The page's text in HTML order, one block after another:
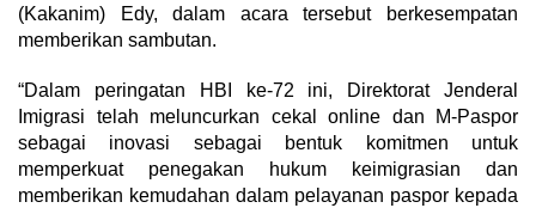
(Kakanim) Edy, dalam acara tersebut berkesempatan
memberikan sambutan.
“Dalam peringatan HBI ke-72 ini, Direktorat Jenderal
Imigrasi telah meluncurkan cekal online dan M-Paspor
sebagai inovasi sebagai bentuk komitmen untuk
memperkuat penegakan hukum keimigrasian dan
memberikan kemudahan dalam pelayanan paspor kepada